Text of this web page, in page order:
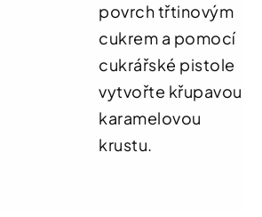
povrch třtinovým
cukrem a pomocí
cukrářské pistole
vytvořte křupavou
karamelovou
krustu.